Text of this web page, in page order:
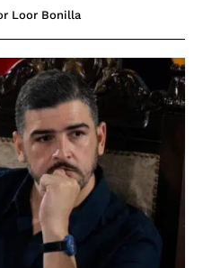
Loor Bonilla